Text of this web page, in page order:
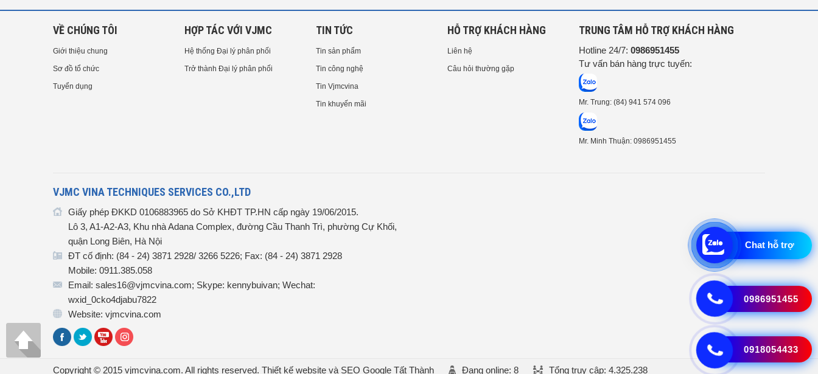
6050
VỀ CHÚNG TÔI
Giới thiệu chung
Sơ đồ tổ chức
Tuyển dụng
HỢP TÁC VỚI VJMC
Hệ thống Đại lý phân phối
Trở thành Đại lý phân phối
TIN TỨC
Tin sản phẩm
Tin công nghệ
Tin Vjmcvina
Tin khuyến mãi
HỖ TRỢ KHÁCH HÀNG
Liên hệ
Câu hỏi thường gặp
TRUNG TÂM HỖ TRỢ KHÁCH HÀNG
Hotline 24/7: 0986951455
Tư vấn bán hàng trực tuyến:
Mr. Trung: (84) 941 574 096
Mr. Minh Thuận: 0986951455
VJMC VINA TECHNIQUES SERVICES CO.,LTD
Giấy phép ĐKKD 0106883965 do Sở KHĐT TP.HN cấp ngày 19/06/2015.
Lô 3, A1-A2-A3, Khu nhà Adana Complex, đường Cầu Thanh Trì, phường Cự Khối,
quận Long Biên, Hà Nội
ĐT cố định: (84 - 24) 3871 2928/ 3266 5226; Fax: (84 - 24) 3871 2928
Mobile: 0911.385.058
Email: sales16@vjmcvina.com; Skype: kennybuivan; Wechat:
wxid_0cko4djabu7822
Website: vjmcvina.com
Copyright © 2015 vjmcvina.com. All rights reserved. Thiết kế website và SEO Google Tất Thành Đang online: 8 Tổng truy cập: 4.325.238
Chat hỗ trợ
0986951455
0918054433